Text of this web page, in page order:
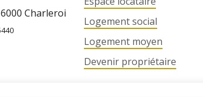
Charleroi
Logement social
Logement moyen
Devenir propriétaire